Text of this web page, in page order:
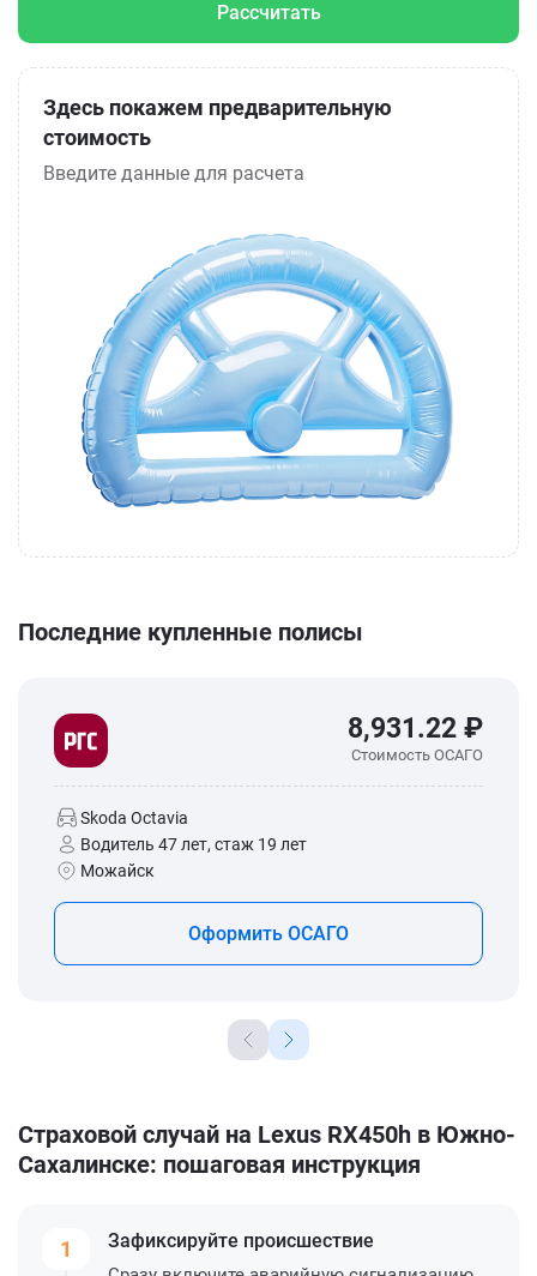
Рассчитать
Здесь покажем предварительную
стоимость
Введите данные для расчета
Последние купленные полисы
8,931.22 ₽
Стоимость ОСАГО
Skoda Octavia
Водитель 47 лет, стаж 19 лет
Можайск
Оформить ОСАГО
Страховой случай на Lexus RX450h в Южно-
Сахалинске: пошаговая инструкция
1 Зафиксируйте происшествие